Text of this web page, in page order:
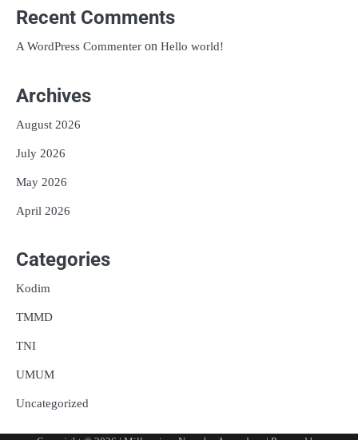
Recent Comments
A WordPress Commenter on Hello world!
Archives
August 2026
July 2026
May 2026
April 2026
Categories
Kodim
TMMD
TNI
UMUM
Uncategorized